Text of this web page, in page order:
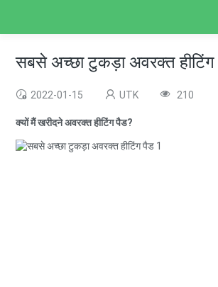
सबसे अच्छा टुकड़ा अवरक्त
2022-01-15 UTK 210
क्यों मैं खरीदने अवरक्त हीटिंग पैड?